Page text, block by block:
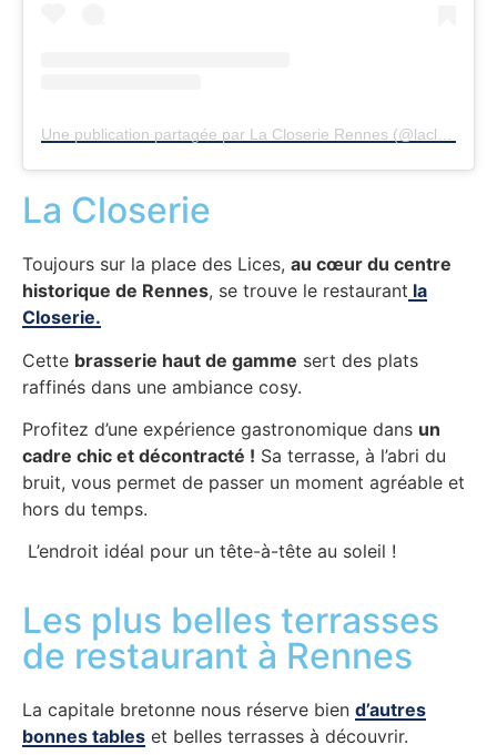
La Closerie
Toujours sur la place des Lices, au cœur du centre
historique de Rennes, se trouve le restaurant la
Closerie.
Cette brasserie haut de gamme sert des plats
raffinés dans une ambiance cosy.
Profitez d’une expérience gastronomique dans un
cadre chic et décontracté ! Sa terrasse, à l’abri du
bruit, vous permet de passer un moment agréable et
hors du temps.
L’endroit idéal pour un tête-à-tête au soleil !
Une publication partagée par La Closerie Rennes (@lacloserie.rennes)
Les plus belles terrasses
de restaurant à Rennes
La capitale bretonne nous réserve bien d’autres
bonnes tables et belles terrasses à découvrir.